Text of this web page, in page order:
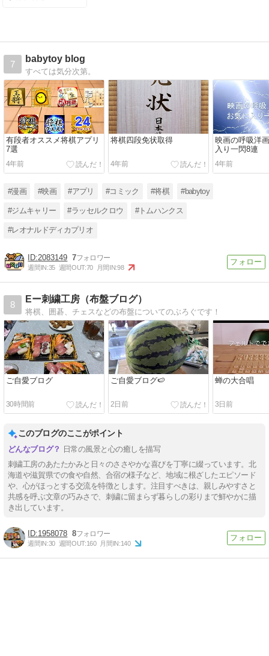
7
babytoy blog
すべては気分次第。
有段者オススメ将棋アプリ
7選
4年前
将棋四段免状取得
4年前
映画の呼吸洋
入り一閃8連
4年前
#漫画 #映画 #アプリ #コミック #将棋 #babytoy
#ジムキャリー #ラッセルクロウ #トムハンクス
#レオナルドディカプリオ
2083149 7
週間IN:35 週間OUT:70 月間IN:98
8
Eー刺繍工房（布盤ブログ）
将棋、囲碁、チェスなどの布盤についてのぶろぐです！
ご自愛ブログ
30時間前
ご自愛ブログ🍉
2日前
蝉の大合唱
3日前
このブログのここがポイント
日常の風景と心の癒しを描写
刺繍工房のあたたかみと日々のささやかな喜びを丁寧に綴っています。北
海道や滋賀県での食や自然、合宿の様子など、地域に根ざしたエピソード
や、心がほっとする交流を特徴とします。注目すべきは、親しみやすさと
共感を呼ぶ文章の巧みさで、刺繍に留まらず暮らしの彩りまで鮮やかに描
き出しています。
1958078 8
週間IN:30 週間OUT:160 月間IN:140